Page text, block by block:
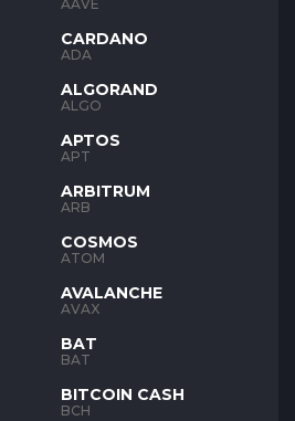
AAVE
CARDANO
ADA
ALGORAND
ALGO
APTOS
APT
ARBITRUM
ARB
COSMOS
ATOM
AVALANCHE
AVAX
BAT
BAT
BITCOIN CASH
BCH